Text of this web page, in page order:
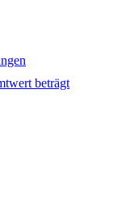
beträgt